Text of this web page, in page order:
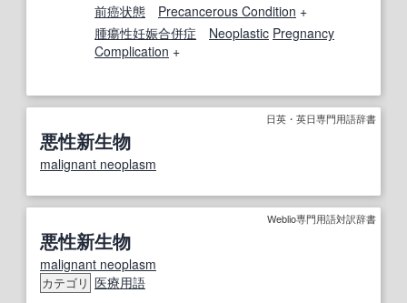
前癌状態
Precancerous Condition +
腫瘍性妊娠合併症 Neoplastic Pregnancy
Complication +
日英・英日専門用語辞書
悪性新生物
malignant neoplasm
Weblio専門用語対訳辞書
悪性新生物
malignant neoplasm
カテゴリ 医療用語